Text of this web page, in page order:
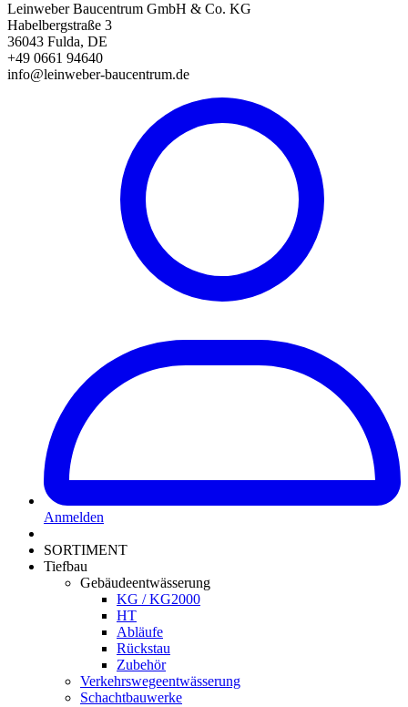
Leinweber Baucentrum GmbH & Co. KG
Habelbergstraße 3
36043 Fulda, DE
+49 0661 94640
info@leinweber-baucentrum.de
Anmelden
SORTIMENT
Tiefbau
Gebäudeentwässerung
KG / KG2000
HT
Abläufe
Rückstau
Zubehör
Verkehrswegeentwässerung
Schachtbauwerke